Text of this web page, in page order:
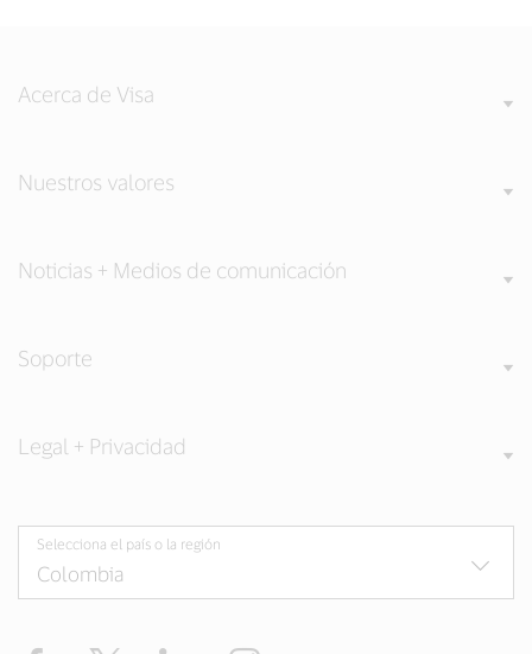
Acerca de Visa
Nuestros valores
Noticias + Medios de comunicación
Soporte
Legal + Privacidad
Selecciona el país o la región